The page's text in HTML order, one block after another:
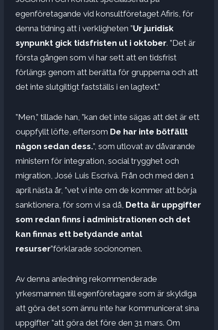
egenföretagande vid konsultföretaget Afiris, för
denna tidning att i verkligheten ”Ur juridisk
synpunkt gick tidsfristen ut i oktober. ”Det är
första gången som vi har sett att en tidsfrist
förlängs genom att berätta för grupperna och att
det inte slutgiltigt fastställs i en lagtext.”
”Men,” tillade han, ”kan det inte sägas att det är ett
ouppfyllt löfte, eftersom De har inte bötfällt
någon sedan dess.”, som utlovat av dåvarande
ministern för integration, social trygghet och
migration, José Luis Escrivá. Från och med den 1
april nästa år, ”vet vi inte om de kommer att börja
sanktionera, för som vi sa då, Detta är uppgifter
som redan finns i administrationen och det
kan finnas ett betydande antal
resurser”förklarade socionomen.
Av denna anledning rekommenderade
yrkesmannen till egenföretagare som är skyldiga
att göra det som ännu inte har kommunicerat sina
uppgifter ”att göra det före den 31 mars. Om